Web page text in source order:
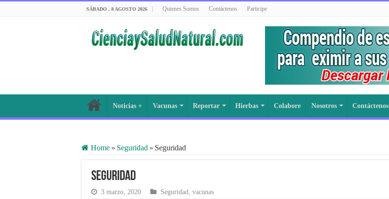
SÁBADO , 8 AGOSTO 2026 Quienes Somos Contáctenos Participe
Noticias + Vacunas Reportar Hierbas Colabore Nosotros Contáctenos
Home » Seguridad » Seguridad
Seguridad
3 marzo, 2020 Seguridad, vacunas